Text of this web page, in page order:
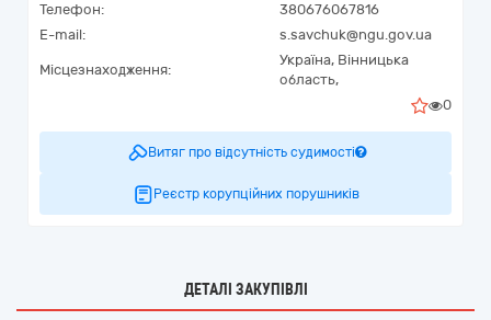
Телефон:
380676067816
E-mail:
s.savchuk@ngu.gov.ua
Місцезнаходження:
Україна, Вінницька
область,
0
Витяг про відсутність судимості
Реєстр корупційних порушників
ДЕТАЛІ ЗАКУПІВЛІ